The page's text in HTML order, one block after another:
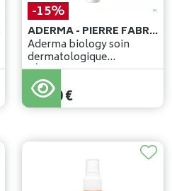
-15%
ADERMA - PIERRE FABRE BENELUX
Aderma biology soin
dermatologique
a/rougeurs 40ml
23,06
19,60€